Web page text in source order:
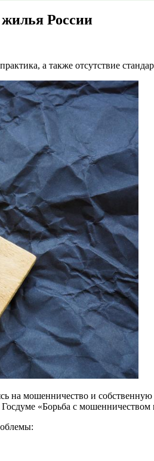
России
а также отсутствие
на мошенничество и
Госдуме «Борьба с